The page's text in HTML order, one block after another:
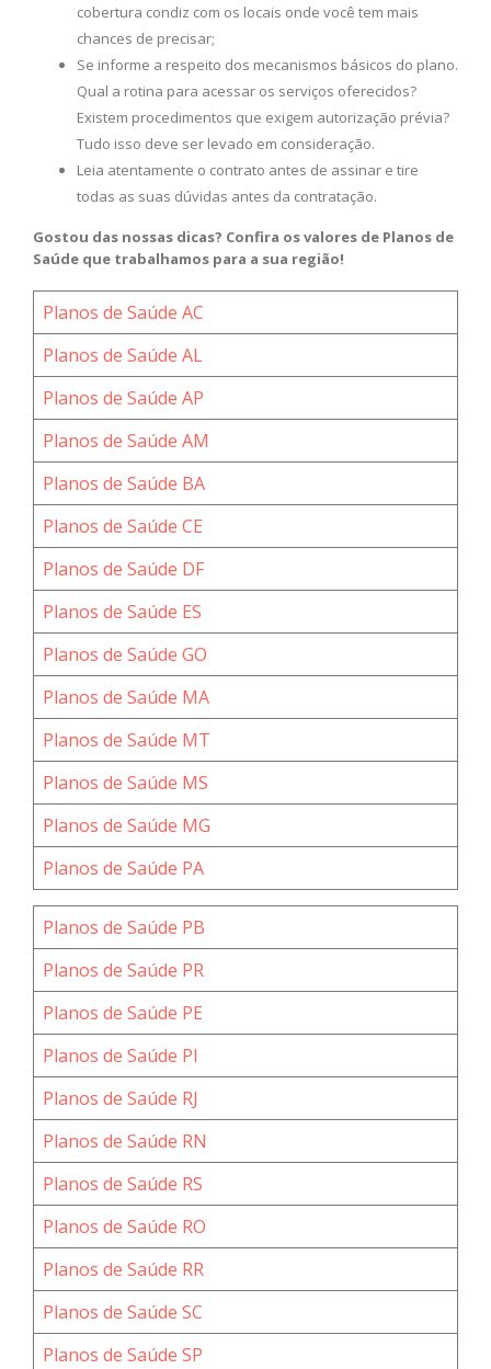
cobertura condiz com os locais onde você tem mais
chances de precisar;
Se informe a respeito dos mecanismos básicos do plano.
Qual a rotina para acessar os serviços oferecidos?
Existem procedimentos que exigem autorização prévia?
Tudo isso deve ser levado em consideração.
Leia atentamente o contrato antes de assinar e tire
todas as suas dúvidas antes da contratação.
Gostou das nossas dicas? Confira os valores de Planos de
Saúde que trabalhamos para a sua região!
Planos de Saúde AC
Planos de Saúde AL
Planos de Saúde AP
Planos de Saúde AM
Planos de Saúde BA
Planos de Saúde CE
Planos de Saúde DF
Planos de Saúde ES
Planos de Saúde GO
Planos de Saúde MA
Planos de Saúde MT
Planos de Saúde MS
Planos de Saúde MG
Planos de Saúde PA
Planos de Saúde PB
Planos de Saúde PR
Planos de Saúde PE
Planos de Saúde PI
Planos de Saúde RJ
Planos de Saúde RN
Planos de Saúde RS
Planos de Saúde RO
Planos de Saúde RR
Planos de Saúde SC
Planos de Saúde SP